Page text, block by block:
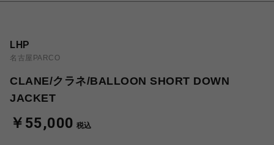
LHP
名古屋PARCO
CLANE/クラネ/BALLOON SHORT DOWN
JACKET
￥55,000 税込